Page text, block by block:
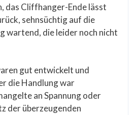
das Cliffhanger-Ende lässt
sehnsüchtig auf die
wartend, die leider noch nicht
gut entwickelt und
die Handlung war
an Spannung oder
der überzeugenden